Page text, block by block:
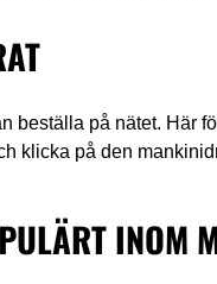
beställa på nätet. Här
klicka på den
INOM